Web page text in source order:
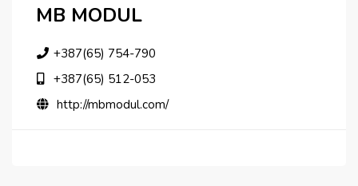
MB MODUL
+387(65) 754-790
+387(65) 512-053
http://mbmodul.com/